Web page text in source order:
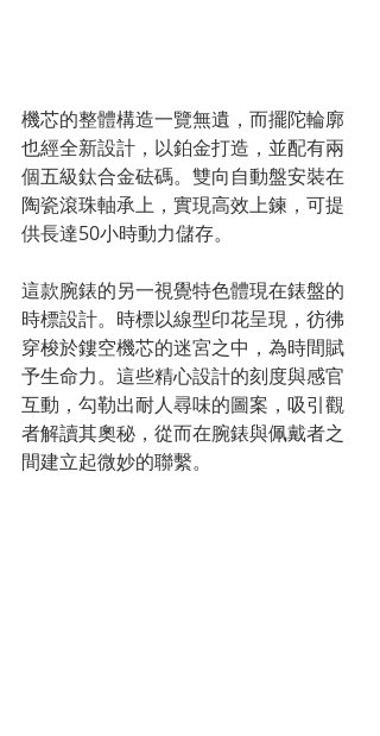
機芯的整體構造一覽無遺，而擺陀輪廓
也經全新設計，以鉑金打造，並配有兩
個五級鈦合金砝碼。雙向自動盤安裝在
陶瓷滾珠軸承上，實現高效上鍊，可提
供長達50小時動力儲存。
這款腕錶的另一視覺特色體現在錶盤的
時標設計。時標以線型印花呈現，彷彿
穿梭於鏤空機芯的迷宮之中，為時間賦
予生命力。這些精心設計的刻度與感官
互動，勾勒出耐人尋味的圖案，吸引觀
者解讀其奧秘，從而在腕錶與佩戴者之
間建立起微妙的聯繫。